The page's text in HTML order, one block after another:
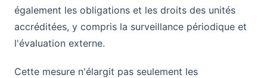
également les obligations et les droits des unités
accréditées, y compris la surveillance périodique et
l'évaluation externe.
Cette mesure n'élargit pas seulement les